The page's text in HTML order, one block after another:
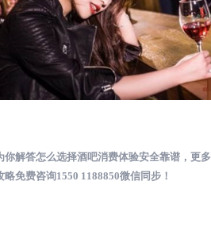
你解答怎么选择酒吧消费体验安全靠谱，更多
略免费咨询1550 1188850微信同步！